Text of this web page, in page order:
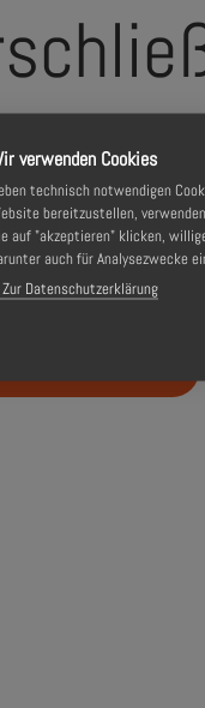
Gedenkstätte von
uns, Sie ab Dienstag,
verwenden Cookies
technisch notwendigen
bereitzustellen,
auf "akzeptieren" klicken,
auch für Analysezwecke
Datenschutzerklärung